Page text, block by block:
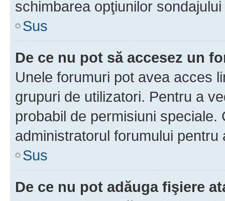
schimbarea opţiunilor
Sus
De ce nu pot să accesez un
Unele forumuri pot avea acces
grupuri de utilizatori. Pentru a
probabil de permisiuni
administratorul forumului pentru
Sus
De ce nu pot adăuga fişiere